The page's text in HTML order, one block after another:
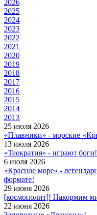
2026
2025
2024
2023
2022
2021
2020
2019
2018
2017
2016
2015
2014
2013
25 июля 2026
«Плавники» - морские
13 июля 2026
«Теократия» - играют боги!
6 июля 2026
«Красное море» -
формате!
29 июня 2026
[космополит]! Накормим
22 июня 2026